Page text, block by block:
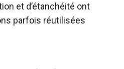
et d’étanchéité ont
parfois réutilisées